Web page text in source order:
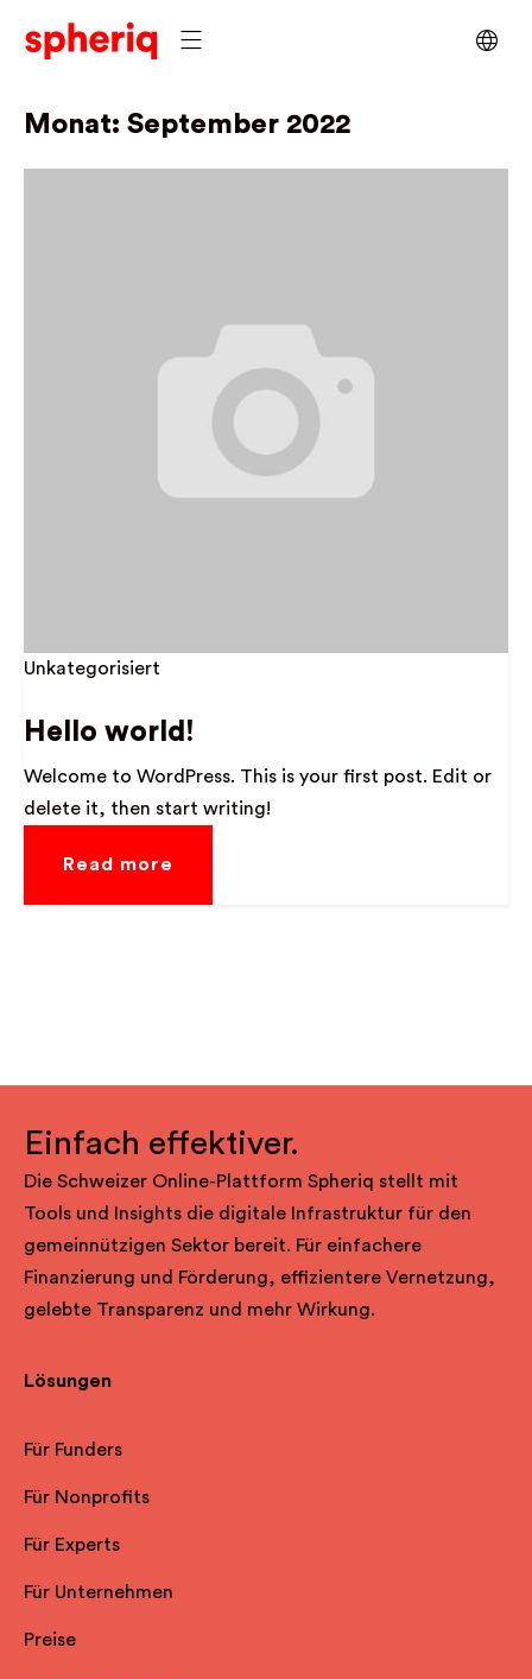
Monat: September 2022
Unkategorisiert
Hello world!
Welcome to WordPress. This is your first post. Edit or
delete it, then start writing!
Read more
Einfach effektiver.
Die Schweizer Online-Plattform Spheriq stellt mit
Tools und Insights die digitale Infrastruktur für den
gemeinnützigen Sektor bereit. Für einfachere
Finanzierung und Förderung, effizientere Vernetzung,
gelebte Transparenz und mehr Wirkung.
Lösungen
Für Funders
Für Nonprofits
Für Experts
Für Unternehmen
Preise